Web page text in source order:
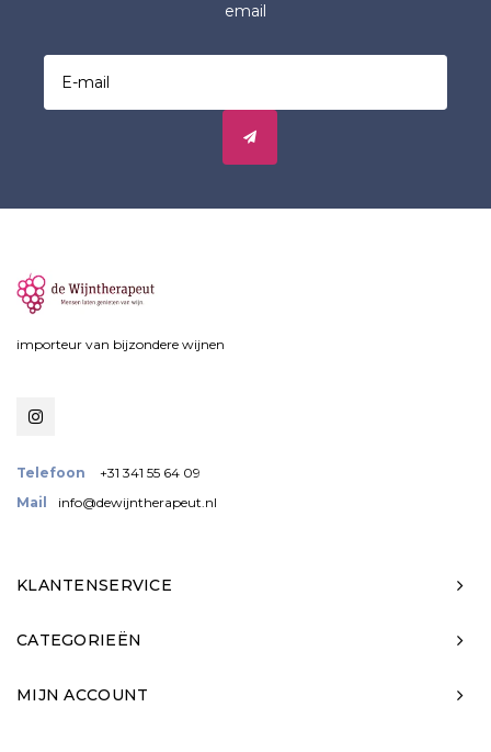
email
importeur van bijzondere wijnen
Telefoon
+31 341 55 64 09
Mail
info@dewijntherapeut.nl
KLANTENSERVICE
CATEGORIEËN
MIJN ACCOUNT